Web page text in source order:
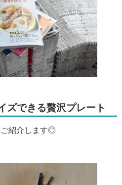
ズできる贅沢プレート
ご紹介します◎